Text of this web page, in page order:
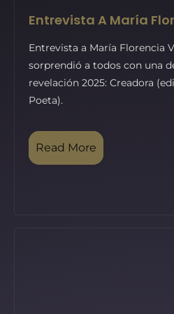
Entrevista A María
Entrevista a María Florencia
sorprendió a todos con una
revelación 2025: Creadora
Poeta).
Read More